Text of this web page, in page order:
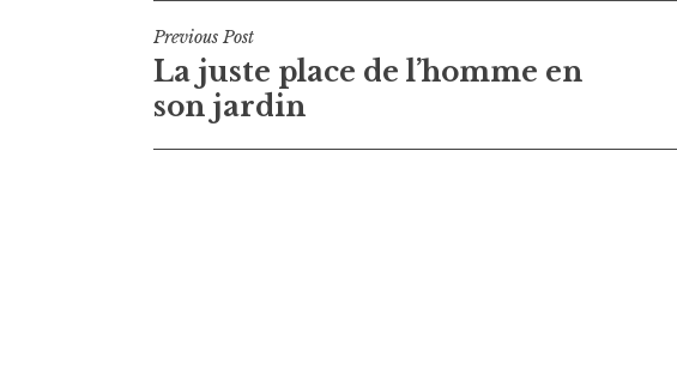
Navigation
de
l’article
Previous Post
La juste place de l’homme en
son jardin